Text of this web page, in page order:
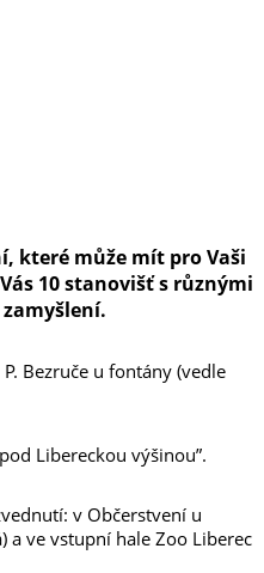
které může mít pro Vaši
10 stanovišť s různými
Bezruče u fontány (vedle
Libereckou výšinou”.
v Občerstvení u
a ve vstupní hale Zoo Liberec